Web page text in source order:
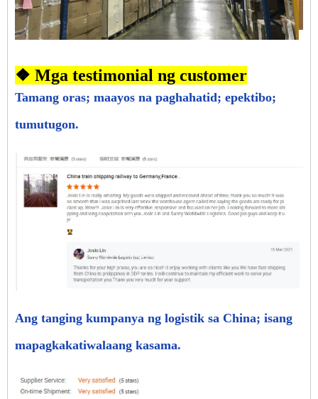
❖ Mga testimonial ng customer
Tamang oras; maayos na paghahatid; epektibo;
tumutugon.
Ang tanging kumpanya ng logistik sa China; isang
mapagkakatiwalaang kasama.